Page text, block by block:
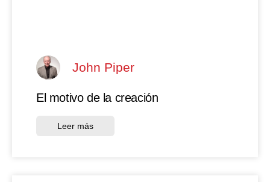
John Piper
El motivo de la creación
Leer más